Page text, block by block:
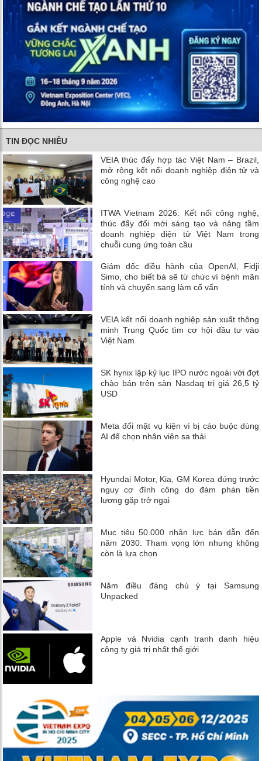
TIN ĐỌC NHIỀU
VEIA thúc đẩy hợp tác Việt Nam – Brazil,
mở rộng kết nối doanh nghiệp điện tử và
công nghệ cao
ITWA Vietnam 2026: Kết nối công nghệ,
thúc đẩy đổi mới sáng tạo và nâng tầm
doanh nghiệp điện tử Việt Nam trong
chuỗi cung ứng toàn cầu
Giám đốc điều hành của OpenAI, Fidji
Simo, cho biết bà sẽ từ chức vì bệnh mãn
tính và chuyển sang làm cố vấn
VEIA kết nối doanh nghiệp sản xuất thông
minh Trung Quốc tìm cơ hội đầu tư vào
Việt Nam
SK hynix lập kỷ lục IPO nước ngoài với đợt
chào bán trên sàn Nasdaq trị giá 26,5 tỷ
USD
Meta đối mặt vụ kiện vì bị cáo buộc dùng
AI để chọn nhân viên sa thải
Hyundai Motor, Kia, GM Korea đứng trước
nguy cơ đình công do đàm phán tiền
lương gặp trở ngại
Mục tiêu 50.000 nhân lực bán dẫn đến
năm 2030: Tham vọng lớn nhưng không
còn là lựa chọn
Năm điều đáng chú ý tại Samsung
Unpacked
Apple và Nvidia cạnh tranh danh hiệu
công ty giá trị nhất thế giới